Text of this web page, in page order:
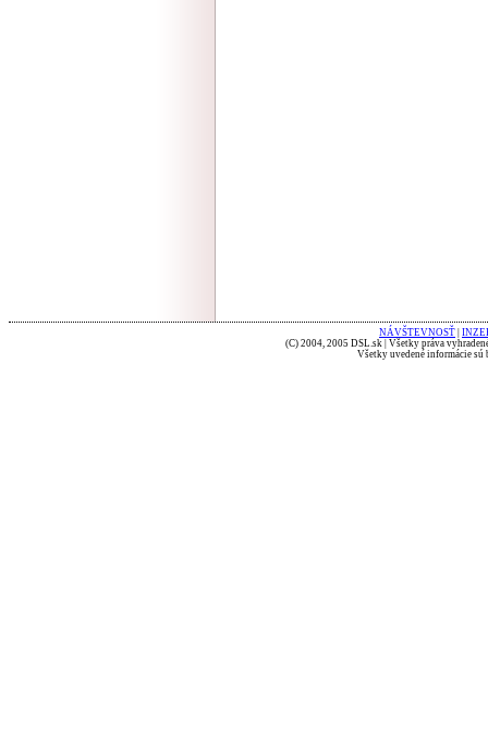
NÁVŠTEVNOSŤ
(C) 2004, 2005 DSL.sk | Všetky práva
Všetky uvedené informácie sú